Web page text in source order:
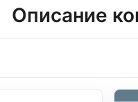
Описание